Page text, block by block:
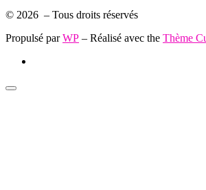
© 2026 – Tous droits réservés
Propulsé parWP – Réalisé avec the Thème